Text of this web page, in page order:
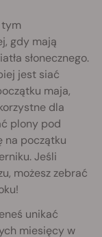
tym
gdy mają
słonecznego.
jest siać
maja,
dla
plony pod
na początku
Jeśli
możesz zebrać
unikać
miesięcy w